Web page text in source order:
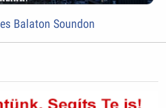
Balaton Soundon